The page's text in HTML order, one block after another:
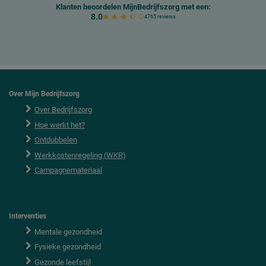
Klanten beoordelen MijnBedrijfszorg met een:
8.0 4765 reviews
Over Mijn Bedrijfszorg
Over Bedrijfszorg
Hoe werkt het?
Ontdubbelen
Werkkostenregeling (WKR)
Campagnemateriaal
Interventies
Mentale gezondheid
Fysieke gezondheid
Gezonde leefstijl